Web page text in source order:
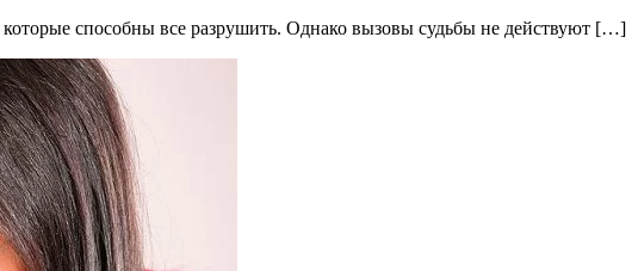
способны все разрушить. Однако вызовы судьбы не действуют […]